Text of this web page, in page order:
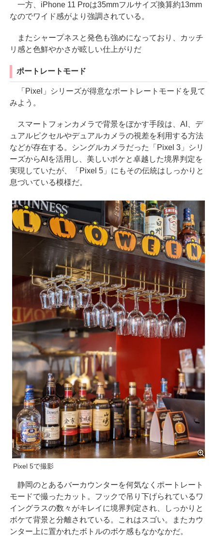
一方、iPhone 11 Proは35mmフルサイズ換算約13mm
なのでワイド感がより強調されている。
またシャープネスと発色も強めになっており、カッチ
リ感と色鮮やかさが眩しい仕上がりだ
ポートレートモード
「Pixel」シリーズが得意なポートレートモードを見て
みよう。
スマートフォンカメラで背景をぼかす手段は、AI、デ
ュアルピクセルやデュアルカメラの視差を利用する方法
などが存在する。シングルカメラだった「Pixel 3」シリ
ーズからAIを活用し、美しいボケと卓越した境界判定を
実現していたが、「Pixel 5」にもその伝統はしっかりと
息づいている模様だ。
Pixel 5で撮影
静岡のとあるバーカウンターを何気なくポートレート
モードで撮ったカット。フックで吊り下げられているワ
イングラスの数々がキレイに境界判定され、しっかりと
ボケて背景と分離されている。これはスゴい。またカウ
ンター上に置かれたボトルのボケ感もなかなかだ。